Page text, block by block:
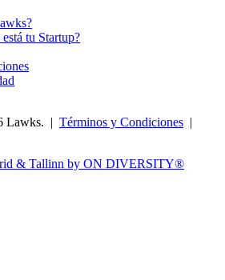
está tu Startup?
Lawks. | Términos y Condiciones |
& Tallinn by ON DIVERSITY®